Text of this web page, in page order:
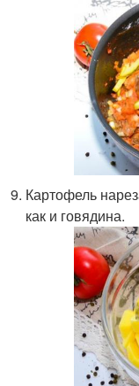
Картофель
как и говядина.